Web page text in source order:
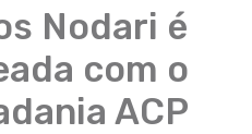
Nodari é
com o
ACP